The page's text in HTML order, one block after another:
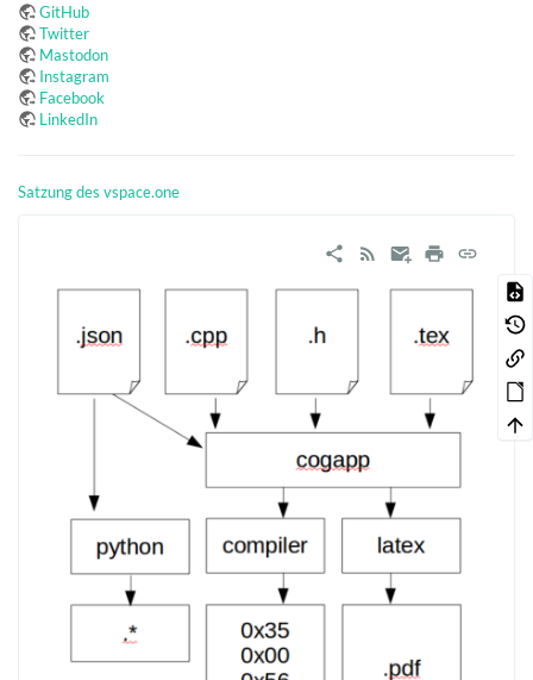
GitHub
Twitter
Mastodon
Instagram
Facebook
LinkedIn
Satzung des vspace.one